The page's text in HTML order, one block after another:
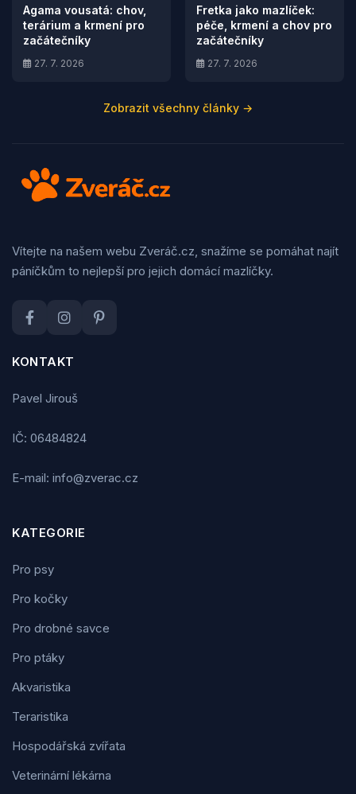
Agama vousatá: chov,
terárium a krmení pro
začátečníky
27. 7. 2026
Fretka jako mazlíček:
péče, krmení a chov pro
začátečníky
27. 7. 2026
Zobrazit všechny články →
Vítejte na našem webu Zveráč.cz, snažíme se pomáhat najít
páníčkům to nejlepší pro jejich domácí mazlíčky.
KONTAKT
Pavel Jirouš
IČ: 06484824
E-mail: info@zverac.cz
KATEGORIE
Pro psy
Pro kočky
Pro drobné savce
Pro ptáky
Akvaristika
Teraristika
Hospodářská zvířata
Veterinární lékárna